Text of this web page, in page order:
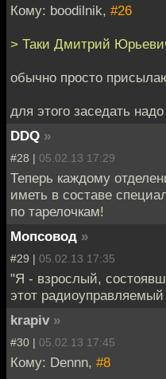
Кому: boodilnik, #26
> Таки Дмитрий
обычно просто
для этого заседать
DDQ »
#28 | 05.02.13 17:29
Теперь каждому
иметь в составе
по тарелочкам!
Мопсовод »
#29 | 05.02.13 17:35
"Я - взрослый,
этот радиоуправляемый
krapiv »
#30 | 05.02.13 17:45
Кому: Dennn, #8